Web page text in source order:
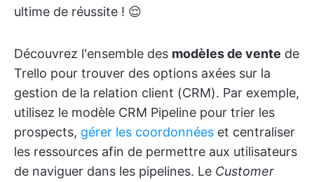
ultime de réussite ! 😌
Découvrez l'ensemble des modèles de vente de
Trello pour trouver des options axées sur la
gestion de la relation client (CRM). Par exemple,
utilisez le modèle CRM Pipeline pour trier les
prospects, gérer les coordonnées et centraliser
les ressources afin de permettre aux utilisateurs
de naviguer dans les pipelines. Le Customer